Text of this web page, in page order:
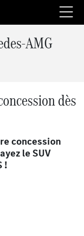
AMG
dès
concession
le SUV
!